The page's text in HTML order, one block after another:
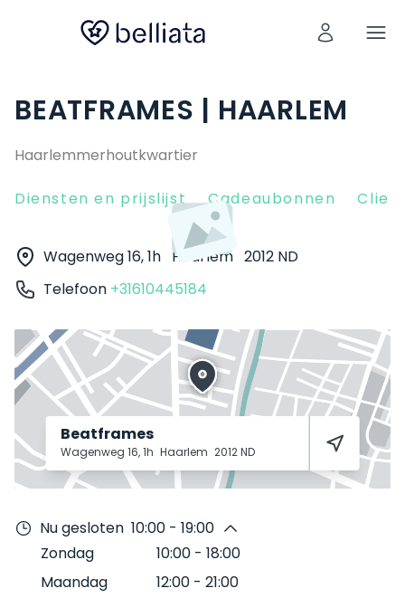
BEATFRAMES | HAARLEM
Haarlemmerhoutkwartier
Diensten en prijslijst Cadeaubonnen
Wagenweg 16, 1h Haarlem 2012 ND
Telefoon +31610445184
Beatframes
Wagenweg 16, 1h Haarlem 2012 ND
Nu gesloten 10:00 - 19:00
Zondag
10:00 - 18:00
Maandag
12:00 - 21:00